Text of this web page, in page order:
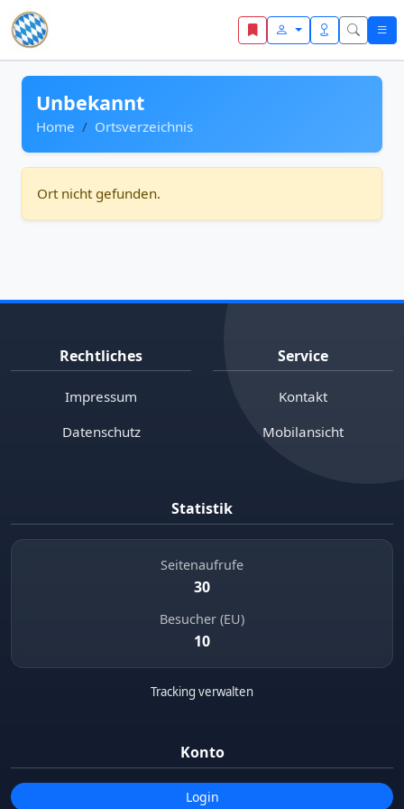
Zum Inhalt springen
Unbekannt
Home Ortsverzeichnis
Ort nicht gefunden.
Rechtliches
Impressum
Datenschutz
Service
Kontakt
Mobilansicht
Statistik
Seitenaufrufe
30
Besucher (EU)
10
Tracking verwalten
Konto
Login